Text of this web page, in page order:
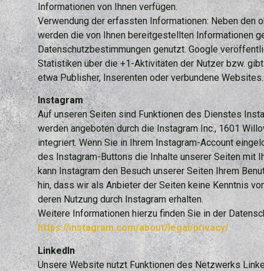
Informationen von Ihnen verfügen.
Verwendung der erfassten Informationen: Neben den
werden die von Ihnen bereitgestellten Informationen
Datenschutzbestimmungen genutzt. Google
Statistiken über die +1-Aktivitäten der Nutzer bzw.
etwa Publisher, Inserenten oder verbundene Websites.
Instagram
Auf unseren Seiten sind Funktionen des Dienstes
werden angeboten durch die Instagram Inc., 1601
integriert. Wenn Sie in Ihrem Instagram-Account
des Instagram-Buttons die Inhalte unserer Seiten mit
kann Instagram den Besuch unserer Seiten Ihrem
hin, dass wir als Anbieter der Seiten keine Kenntnis
deren Nutzung durch Instagram erhalten.
Weitere Informationen hierzu finden Sie in der
https://instagram.com/about/legal/privacy/
LinkedIn
Unsere Website nutzt Funktionen des Netzwerks